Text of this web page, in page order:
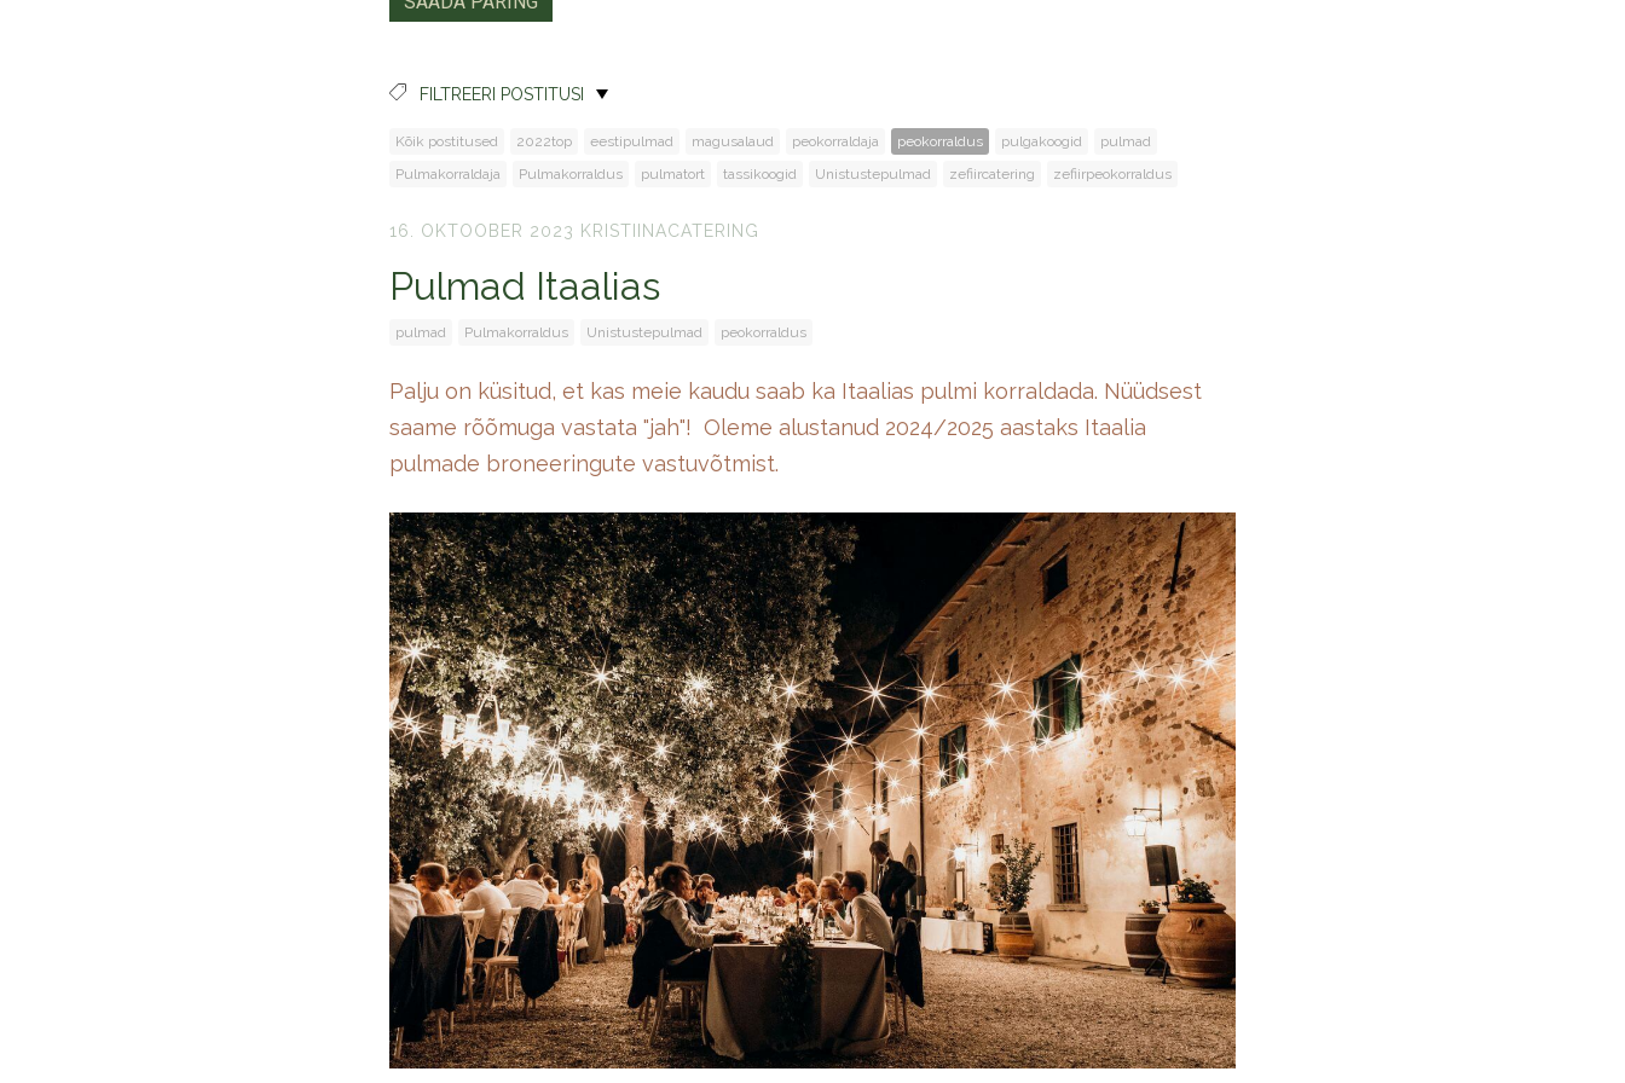
FILTREERI POSTITUSI
Kõik postitused 2022top eestipulmad magusalaud peokorraldaja peokorraldus pulgakoogid
pulmad
Pulmakorraldaja
Pulmakorraldus pulmatort tassikoogid Unistustepulmad zefiircatering zefiirpeokorraldus
16. OKTOOBER 2023 KRISTIINACATERING
Pulmad Itaalias
pulmad Pulmakorraldus Unistustepulmad peokorraldus
Palju on küsitud, et kas meie kaudu saab ka Itaalias pulmi korraldada. Nüüdsest
saame rõõmuga vastata "jah"! Oleme alustanud 2024/2025 aastaks Itaalia
pulmade broneeringute vastuvõtmist.